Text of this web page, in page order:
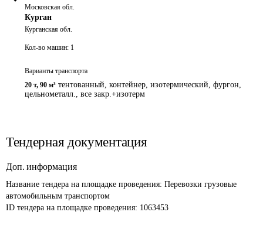
Московская обл.
Курган
Курганская обл.
Кол-во машин: 1
Варианты транспорта
20 т, 90 м³ тентованный, контейнер, изотермический, фургон,
цельнометалл., все закр.+изотерм
Тендерная документация
Доп. информация
Название тендера на площадке проведения: Перевозки грузовые
автомобильным транспортом
ID тендера на площадке проведения: 1063453